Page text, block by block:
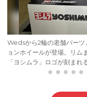
Wedsから2輪の老舗パーツ
ョンホイールが登場。リム
「ヨシムラ」ロゴが刻まれ